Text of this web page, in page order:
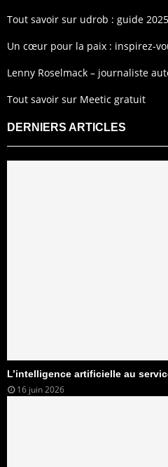
Tout savoir sur udrob : guide
Un cœur pour la paix : inspirez-
Lenny Roselmack – journaliste
Tout savoir sur Meetic gratuit
DERNIERS ARTICLES
L’intelligence artificielle au
16 juin 2026